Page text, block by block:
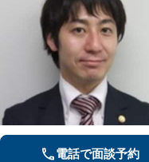
電話で面談予約